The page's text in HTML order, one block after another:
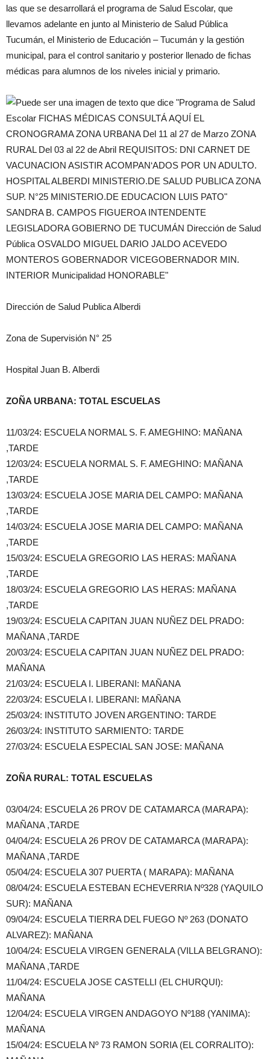
las que se desarrollará el programa de Salud Escolar, que
llevamos adelante en junto al Ministerio de Salud Pública
Tucumán, el Ministerio de Educación – Tucumán y la gestión
municipal, para el control sanitario y posterior llenado de fichas
médicas para alumnos de los niveles inicial y primario.
Dirección de Salud Publica Alberdi
Zona de Supervisión N° 25
Hospital Juan B. Alberdi
​​ZOÑA URBANA: TOTAL ESCUELAS
11/03/24: ESCUELA NORMAL S. F. AMEGHINO: MAÑANA
,TARDE
12/03/24: ESCUELA NORMAL S. F. AMEGHINO: MAÑANA
,TARDE
13/03/24: ESCUELA JOSE MARIA DEL CAMPO: MAÑANA
,TARDE
14/03/24: ESCUELA JOSE MARIA DEL CAMPO: MAÑANA
,TARDE
15/03/24: ESCUELA GREGORIO LAS HERAS: MAÑANA
,TARDE
18/03/24: ESCUELA GREGORIO LAS HERAS: MAÑANA
,TARDE
19/03/24: ESCUELA CAPITAN JUAN NUÑEZ DEL PRADO:
MAÑANA ,TARDE
20/03/24: ESCUELA CAPITAN JUAN NUÑEZ DEL PRADO:
MAÑANA
21/03/24: ESCUELA I. LIBERANI: MAÑANA
22/03/24: ESCUELA I. LIBERANI: MAÑANA
25/03/24: INSTITUTO JOVEN ARGENTINO: TARDE
26/03/24: INSTITUTO SARMIENTO: TARDE
27/03/24: ESCUELA ESPECIAL SAN JOSE: MAÑANA
ZOÑA RURAL: TOTAL ESCUELAS
03/04/24: ESCUELA 26 PROV DE CATAMARCA (MARAPA):
MAÑANA ,TARDE
04/04/24: ESCUELA 26 PROV DE CATAMARCA (MARAPA):
MAÑANA ,TARDE
05/04/24: ESCUELA 307 PUERTA ( MARAPA): MAÑANA
08/04/24: ESCUELA ESTEBAN ECHEVERRIA Nº328 (YAQUILO
SUR): MAÑANA
09/04/24: ESCUELA TIERRA DEL FUEGO Nº 263 (DONATO
ALVAREZ): MAÑANA
10/04/24: ESCUELA VIRGEN GENERALA (VILLA BELGRANO):
MAÑANA ,TARDE
11/04/24: ESCUELA JOSE CASTELLI (EL CHURQUI):
MAÑANA
12/04/24: ESCUELA VIRGEN ANDAGOYO Nº188 (YANIMA):
MAÑANA
15/04/24: ESCUELA Nº 73 RAMON SORIA (EL CORRALITO):